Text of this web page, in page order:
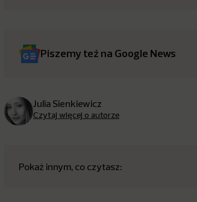
Piszemy też na Google News
Julia Sienkiewicz
Czytaj więcej o autorze
Pokaż innym, co czytasz: